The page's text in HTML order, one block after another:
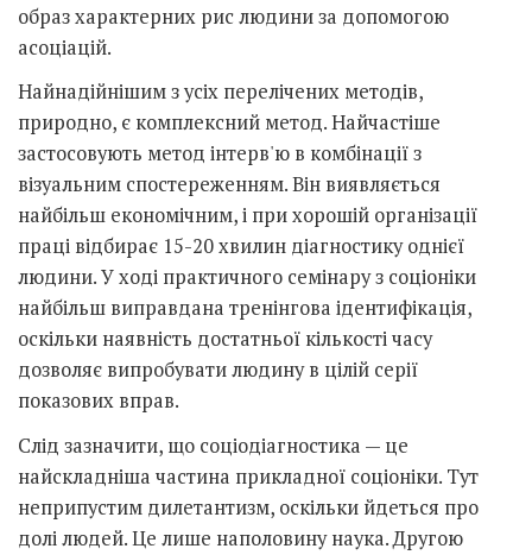
образ характерних рис людини за допомогою
асоціацій.
Найнадійнішим з усіх перелічених методів,
природно, є комплексний метод. Найчастіше
застосовують метод інтерв'ю в комбінації з
візуальним спостереженням. Він виявляється
найбільш економічним, і при хорошій організації
праці відбирає 15-20 хвилин діагностику однієї
людини. У ході практичного семінару з соціоніки
найбільш виправдана тренінгова ідентифікація,
оскільки наявність достатньої кількості часу
дозволяє випробувати людину в цілій серії
показових вправ.
Слід зазначити, що соціодіагностика — це
найскладніша частина прикладної соціоніки. Тут
неприпустим дилетантизм, оскільки йдеться про
долі людей. Це лише наполовину наука. Другою